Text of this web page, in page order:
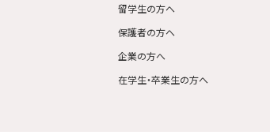
留学生の方へ
保護者の方へ
企業の方へ
在学生・卒業生の方へ